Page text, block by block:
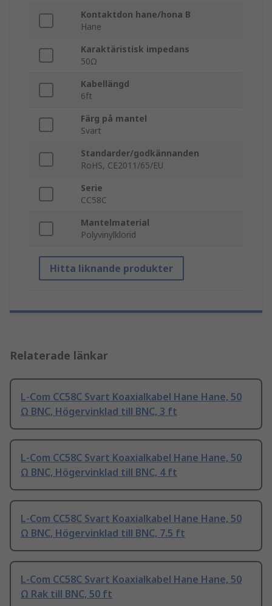
Kontaktdon hane/hona B
Hane
Karaktäristisk impedans
50Ω
Kabellängd
6ft
Färg på mantel
Svart
Standarder/godkännanden
RoHS, CE2011/65/EU
Serie
CC58C
Mantelmaterial
Polyvinylklorid
Hitta liknande produkter
Relaterade länkar
L-Com CC58C Svart Koaxialkabel Hane Hane, 50
Ω BNC, Högervinklad till BNC, 3 ft
L-Com CC58C Svart Koaxialkabel Hane Hane, 50
Ω BNC, Högervinklad till BNC, 4 ft
L-Com CC58C Svart Koaxialkabel Hane Hane, 50
Ω BNC, Högervinklad till BNC, 7.5 ft
L-Com CC58C Svart Koaxialkabel Hane Hane, 50
Ω Rak till BNC, 50 ft